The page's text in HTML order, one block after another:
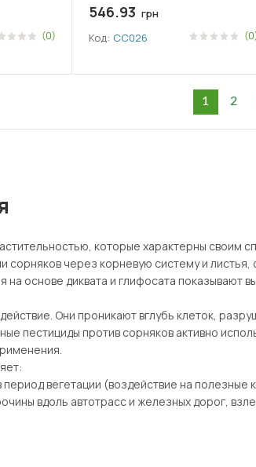
(0)
546.93 грн
Код: СС026
1 2
которые характерны своим
через корневую систему и
основе диквата и глифосата показывают
Они проникают вглубь клеток,
пестициды против сорняков активно
:
вегетации (воздействие на
вдоль автотрасс и железных дорог,